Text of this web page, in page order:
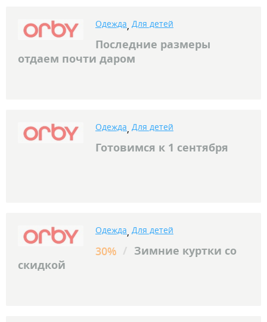
Одежда, Для детей
Последние размеры
отдаем почти даром
Одежда, Для детей
Готовимся к 1 сентября
Одежда, Для детей
30% / Зимние куртки со
скидкой